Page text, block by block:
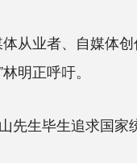
业者、自媒体创
明正呼吁。
生毕生追求国家